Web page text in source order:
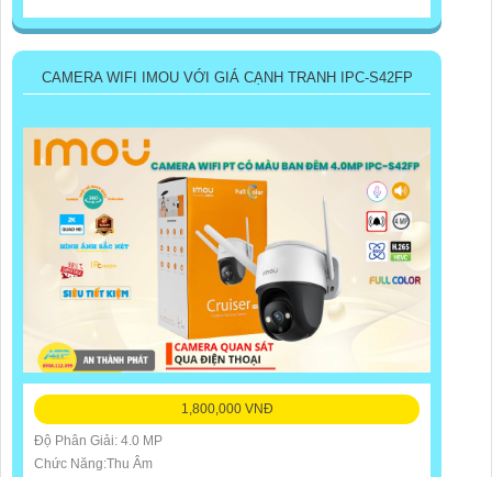
CAMERA WIFI IMOU VỚI GIÁ CẠNH TRANH IPC-S42FP
1,800,000 VNĐ
Độ Phân Giải: 4.0 MP
Chức Năng:Thu Âm